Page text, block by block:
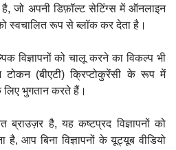
है, जो अपनी डिफ़ॉल्ट सेटिंग्स में ऑनलाइन
स्वचालित रूप से ब्लॉक कर देता है।
विज्ञापनों को चालू करने का विकल्प भी
टोकन (बीएटी) क्रिप्टोकुरेंसी के रूप में
भुगतान करते हैं।
ब्राउज़र है, यह कष्टप्रद विज्ञापनों को
आप बिना विज्ञापनों के यूट्यूब वीडियो